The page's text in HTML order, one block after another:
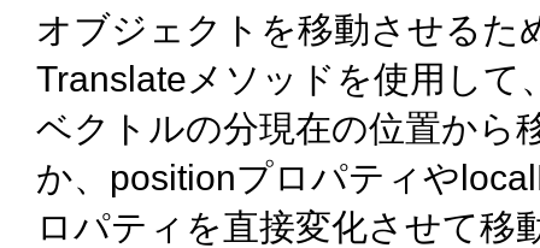
オブジェクトを移動させるた
Translateメソッドを使用して
ベクトルの分現在の位置から
か、positionプロパティや
ロパティを直接変化させて移